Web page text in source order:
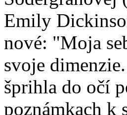
Emily
nové: "Moja
svoje
šprihla do očí
poznámkach